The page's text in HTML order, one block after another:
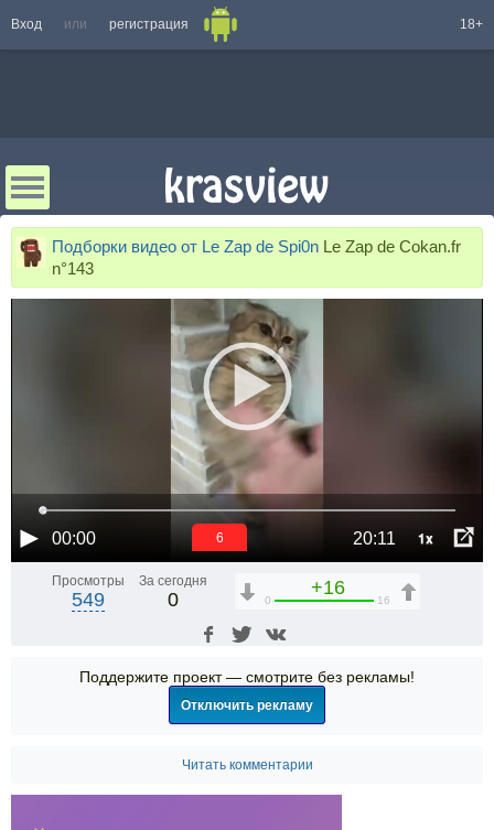
Вход или регистрация 18+
Подборки видео от Le Zap de Spi0n Le Zap de Cokan.fr
n°143
00:00 20:11 1x
6
Просмотры
549
За сегодня
0
+16
0 16
Поддержите проект — смотрите без рекламы!
Отключить рекламу
Читать комментарии